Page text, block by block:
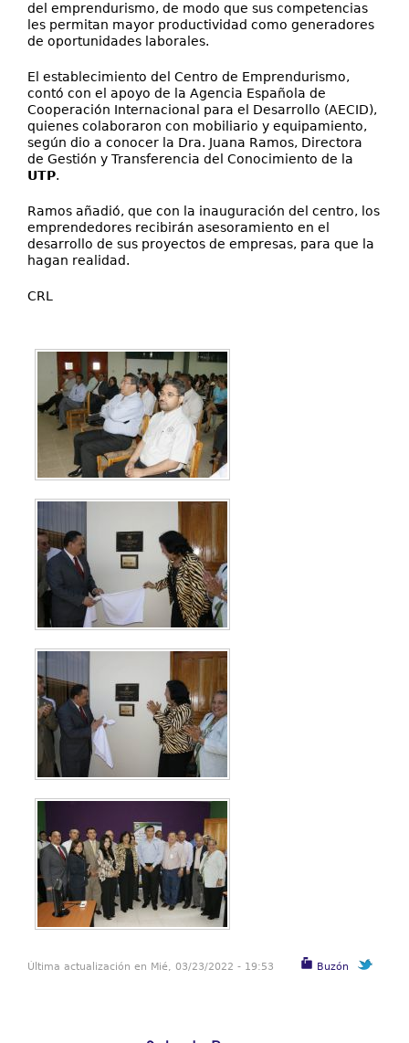
del emprendurismo, de modo que sus competencias
les permitan mayor productividad como generadores
de oportunidades laborales.
El establecimiento del Centro de Emprendurismo,
contó con el apoyo de la Agencia Española de
Cooperación Internacional para el Desarrollo (AECID),
quienes colaboraron con mobiliario y equipamiento,
según dio a conocer la Dra. Juana Ramos, Directora
de Gestión y Transferencia del Conocimiento de la
UTP.
Ramos añadió, que con la inauguración del centro, los
emprendedores recibirán asesoramiento en el
desarrollo de sus proyectos de empresas, para que la
hagan realidad.
CRL
Buzón
Última actualización en Mié, 03/23/2022 - 19:53